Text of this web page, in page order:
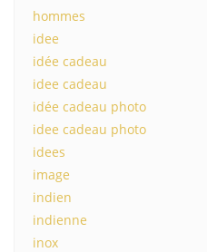
hommes
idee
idée cadeau
idee cadeau
idée cadeau photo
idee cadeau photo
idees
image
indien
indienne
inox